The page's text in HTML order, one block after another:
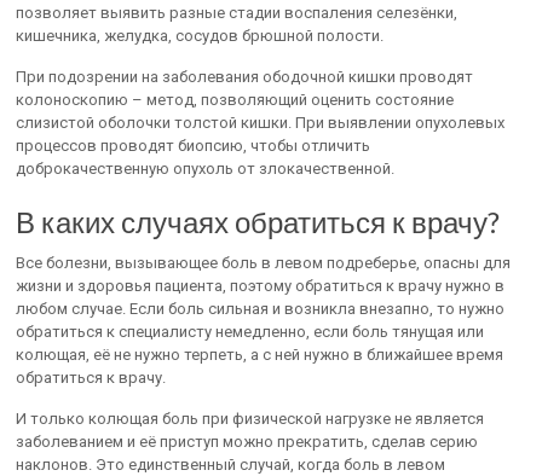
позволяет выявить разные стадии воспаления селезёнки,
кишечника, желудка, сосудов брюшной полости.
При подозрении на заболевания ободочной кишки проводят
колоноскопию – метод, позволяющий оценить состояние
слизистой оболочки толстой кишки. При выявлении опухолевых
процессов проводят биопсию, чтобы отличить
доброкачественную опухоль от злокачественной.
В каких случаях обратиться к врачу?
Все болезни, вызывающее боль в левом подреберье, опасны для
жизни и здоровья пациента, поэтому обратиться к врачу нужно в
любом случае. Если боль сильная и возникла внезапно, то нужно
обратиться к специалисту немедленно, если боль тянущая или
колющая, её не нужно терпеть, а с ней нужно в ближайшее время
обратиться к врачу.
И только колющая боль при физической нагрузке не является
заболеванием и её приступ можно прекратить, сделав серию
наклонов. Это единственный случай, когда боль в левом